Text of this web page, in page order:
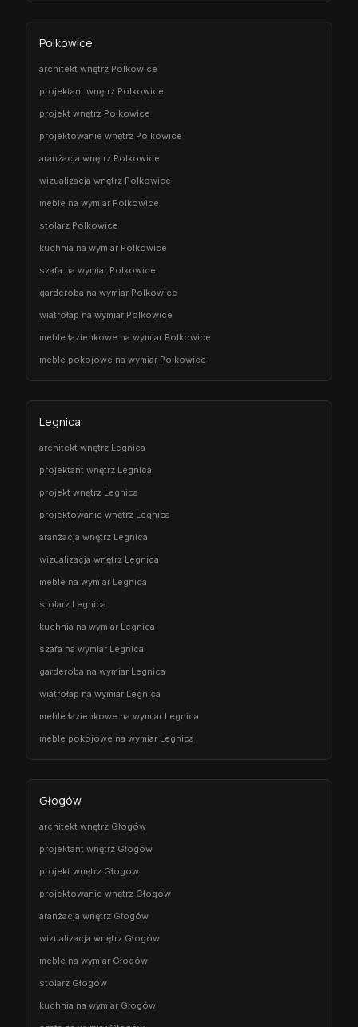
Polkowice
architekt wnętrz Polkowice
projektant wnętrz Polkowice
projekt wnętrz Polkowice
projektowanie wnętrz Polkowice
aranżacja wnętrz Polkowice
wizualizacja wnętrz Polkowice
meble na wymiar Polkowice
stolarz Polkowice
kuchnia na wymiar Polkowice
szafa na wymiar Polkowice
garderoba na wymiar Polkowice
wiatrołap na wymiar Polkowice
meble łazienkowe na wymiar Polkowice
meble pokojowe na wymiar Polkowice
Legnica
architekt wnętrz Legnica
projektant wnętrz Legnica
projekt wnętrz Legnica
projektowanie wnętrz Legnica
aranżacja wnętrz Legnica
wizualizacja wnętrz Legnica
meble na wymiar Legnica
stolarz Legnica
kuchnia na wymiar Legnica
szafa na wymiar Legnica
garderoba na wymiar Legnica
wiatrołap na wymiar Legnica
meble łazienkowe na wymiar Legnica
meble pokojowe na wymiar Legnica
Głogów
architekt wnętrz Głogów
projektant wnętrz Głogów
projekt wnętrz Głogów
projektowanie wnętrz Głogów
aranżacja wnętrz Głogów
wizualizacja wnętrz Głogów
meble na wymiar Głogów
stolarz Głogów
kuchnia na wymiar Głogów